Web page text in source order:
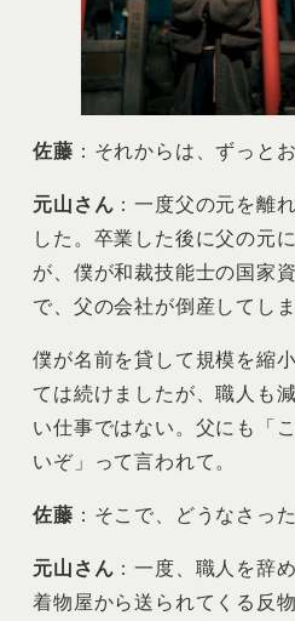
佐藤 ：それからは、ずっと
元山さん ：一度父の元を離
した。卒業した後に父の元
が、僕が和裁技能士の国家
で、父の会社が倒産してし
僕が名前を貸して規模を縮
ては続けましたが、職人も
い仕事ではない。父にも「
いぞ」って言われて。
佐藤 ：そこで、どうなさっ
元山さん ：一度、職人を辞
着物屋から送られてくる反